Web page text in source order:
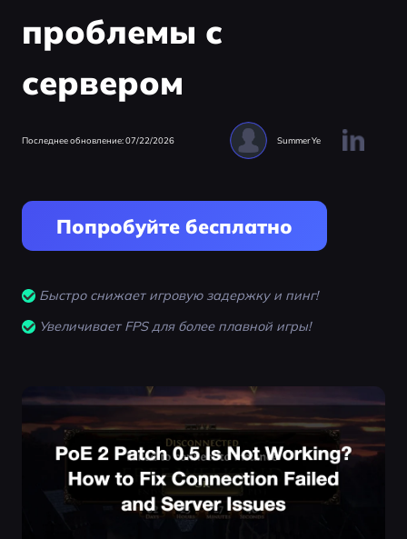
проблемы с
сервером
Последнее обновление: 07/22/2026 Summer Ye
Попробуйте бесплатно
Быстро снижает игровую задержку и пинг!
Увеличивает FPS для более плавной игры!